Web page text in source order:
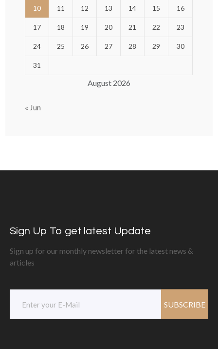
August 2026
10 11 12 13 14 15 16
17 18 19 20 21 22 23
24 25 26 27 28 29 30
31
« Jun
Sign Up To get latest Update
Sign up for our monthly newsletter for the latest news &
articles
SUBSCRIBE